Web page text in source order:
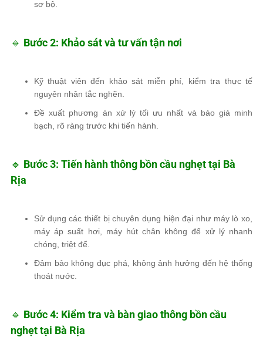
sơ bộ.
🔹 Bước 2: Khảo sát và tư vấn tận nơi
Kỹ thuật viên đến khảo sát miễn phí , kiểm tra thực tế
nguyên nhân tắc nghẽn.
Đề xuất phương án xử lý tối ưu nhất và báo giá minh
bạch, rõ ràng trước khi tiến hành.
🔹 Bước 3: Tiến hành thông bồn cầu nghẹt tại Bà
Rịa
Sử dụngcác thiết bị chuyên dụng hiện đại như máy lò xo,
máy áp suất hơi, máy hút chân không để xử lý nhanh
chóng, triệt để.
Đảm bảo không đục phá, không ảnh hưởng đến hệ thống
thoát nước
🔹 Bước 4: Kiểm tra và bàn giao thông bồn cầu
nghẹt tại Bà Rịa